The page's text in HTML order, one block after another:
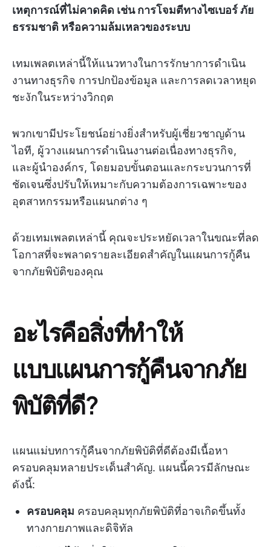
เหตุการณ์ที่ไม่คาดคิด เช่น การโจมตีทางไซเบอร์ ภัย
ธรรมชาติ หรือความล้มเหลวของระบบ
เทมเพลตเหล่านี้ให้แนวทางในการรักษาการดำเนิน
งานทางธุรกิจ การปกป้องข้อมูล และการลดเวลาหยุด
ชะงักในระหว่างวิกฤต
พวกเขามีประโยชน์อย่างยิ่งสำหรับผู้เชี่ยวชาญด้าน
ไอที, ผู้วางแผนการดำเนินงานต่อเนื่องทางธุรกิจ,
และผู้นำองค์กร, โดยมอบขั้นตอนและกระบวนการที่
ชัดเจนซึ่งปรับให้เหมาะกับความต้องการเฉพาะของ
อุตสาหกรรมหรือแผนกต่าง ๆ
ด้วยเทมเพลตเหล่านี้ คุณจะประหยัดเวลาในขณะที่ลด
โอกาสที่จะพลาดรายละเอียดสำคัญในแผนการกู้คืน
จากภัยพิบัติของคุณ
อะไรคือสิ่งที่ทำให้
แบบแผนการกู้คืนจากภัย
พิบัติที่ดี?
แผนแม่บทการกู้คืนจากภัยพิบัติที่ดีต้องมีเนื้อหา
ครอบคลุมหลายประเด็นสำคัญ. แผนนี้ควรมีลักษณะ
ดังนี้:
ครอบคลุม ครอบคลุมทุกภัยพิบัติที่อาจเกิดขึ้นทั้ง
ทางกายภาพและดิจิทัล